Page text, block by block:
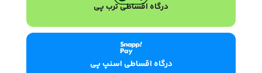
درگاه اقساطی ترب پی
درگاه اقساطی اسنپ پی